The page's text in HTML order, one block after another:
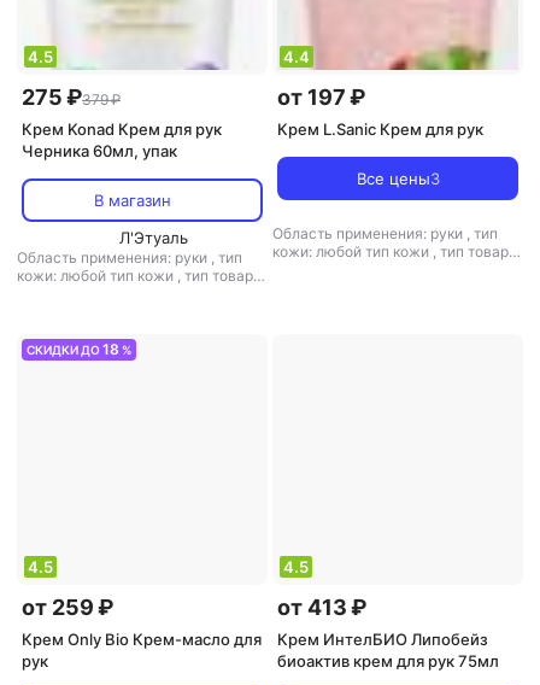
4.5
275 ₽379 ₽
Крем Konad Крем для рук
Черника 60мл, упак
В магазин
Л'Этуаль
Область применения: руки , тип
кожи: любой тип кожи , тип товара:
4.4
от 197 ₽
Крем L.Sanic Крем для рук
Все цены3
Область применения: руки , тип
кожи: любой тип кожи , тип товара:
СКИДКИ ДО18 %
4.5
от 259 ₽
Крем Only Bio Крем-масло для
рук
4.5
от 413 ₽
Крем ИнтелБИО Липобейз
биоактив крем для рук 75мл